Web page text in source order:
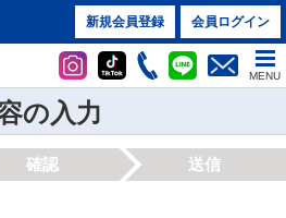
新規会員登録 会員ログイン
MENU
の入力
確認 送信